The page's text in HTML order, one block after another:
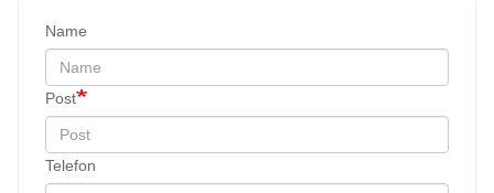
Name
Post
Telefon